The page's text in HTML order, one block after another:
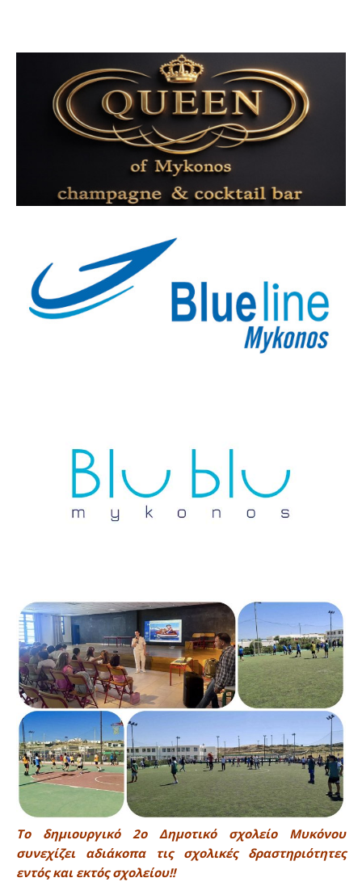
Το δημιουργικό 2ο Δημοτικό σχολείο Μυκόνου
συνεχίζει αδιάκοπα τις σχολικές δραστηριότητες
εντός και εκτός σχολείου!!